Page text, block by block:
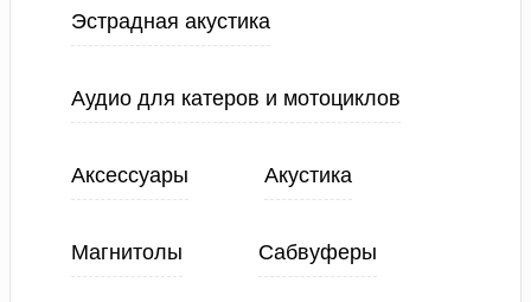
Эстрадная акустика
Аудио для катеров и мотоциклов
Аксессуары Акустика
Магнитолы Сабвуферы